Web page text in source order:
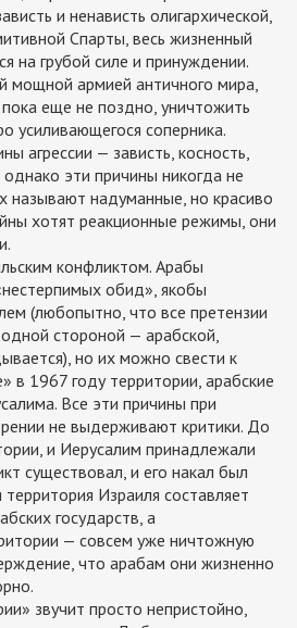
и ненависть олигархической,
Спарты, весь жизненный
на грубой силе и принуждении.
мощной армией античного мира,
еще не поздно, уничтожить
усиливающегося соперника.
агрессии — зависть, косность,
эти причины никогда не
называют надуманные, но красиво
хотят реакционные режимы, они
конфликтом. Арабы
обид», якобы
(любопытно, что все претензии
стороной — арабской,
но их можно свести к
в 1967 году территории, арабские
Все эти причины при
не выдерживают критики. До
и Иерусалим принадлежали
существовал, и его накал был
Израиля составляет
государств, а
— совсем уже ничтожную
что арабам они жизненно
звучит просто непристойно,